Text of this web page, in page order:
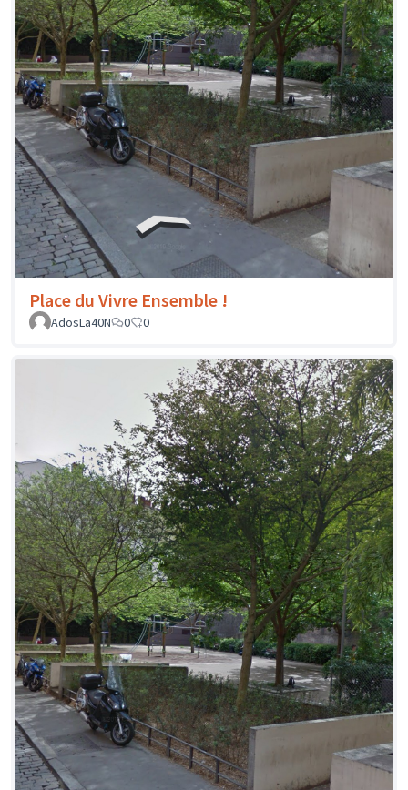
Place du Vivre Ensemble !
AdosLa40N 0 0